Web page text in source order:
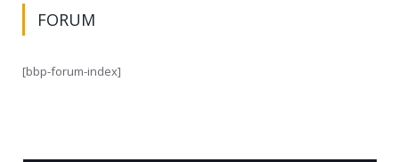
FORUM
[bbp-forum-index]